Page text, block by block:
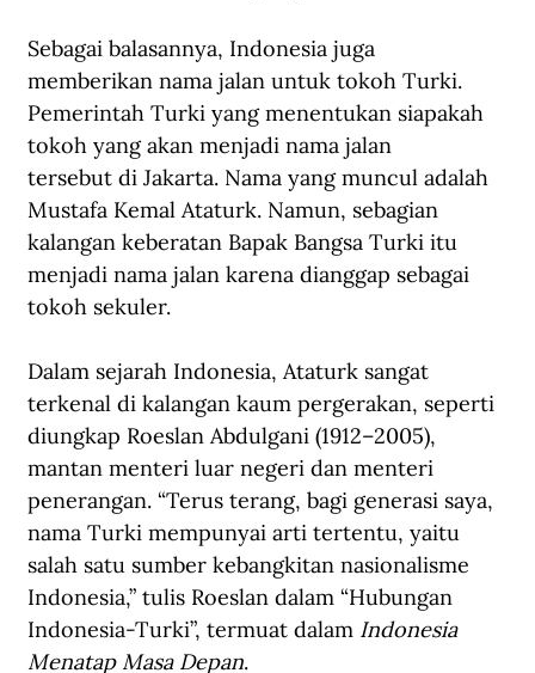
Sebagai balasannya, Indonesia juga
memberikan nama jalan untuk tokoh Turki.
Pemerintah Turki yang menentukan siapakah
tokoh yang akan menjadi nama jalan
tersebut di Jakarta. Nama yang muncul adalah
Mustafa Kemal Ataturk. Namun, sebagian
kalangan keberatan Bapak Bangsa Turki itu
menjadi nama jalan karena dianggap sebagai
tokoh sekuler.
Dalam sejarah Indonesia, Ataturk sangat
terkenal di kalangan kaum pergerakan, seperti
diungkap Roeslan Abdulgani (1912–2005),
mantan menteri luar negeri dan menteri
penerangan. “Terus terang, bagi generasi saya,
nama Turki mempunyai arti tertentu, yaitu
salah satu sumber kebangkitan nasionalisme
Indonesia,” tulis Roeslan dalam “Hubungan
Indonesia-Turki”, termuat dalam Indonesia
Menatap Masa Depan.